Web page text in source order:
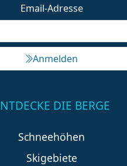
Email-Adresse
Anmelden
DIE BERGE
Schneehöhen
Skigebiete